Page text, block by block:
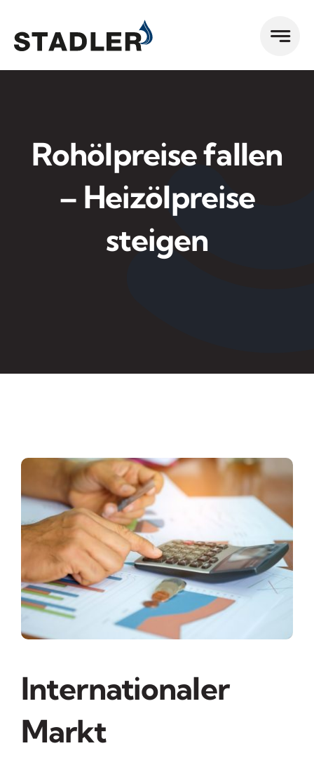
Inhalt
springen
Rohölpreise fallen
– Heizölpreise
steigen
Internationaler
Markt